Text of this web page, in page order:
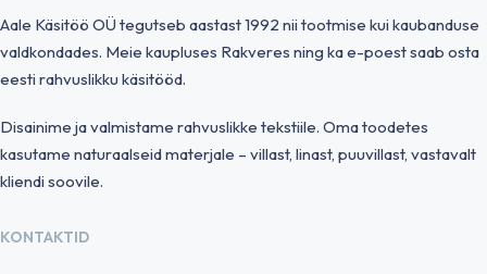
Aale Käsitöö OÜ tegutseb aastast 1992 nii tootmise kui kaubanduse
valdkondades. Meie kaupluses Rakveres ning ka e-poest saab osta
eesti rahvuslikku käsitööd.
Disainime ja valmistame rahvuslikke tekstiile. Oma toodetes
kasutame naturaalseid materjale – villast, linast, puuvillast, vastavalt
kliendi soovile.
KONTAKTID